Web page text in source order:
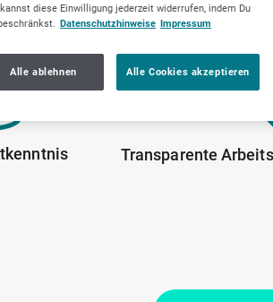
Transparente
diese Einwilligung jederzeit widerrufen, indem Du
Datenschutzhinweise Impressum
Alle ablehnen Alle Cookies akzeptieren